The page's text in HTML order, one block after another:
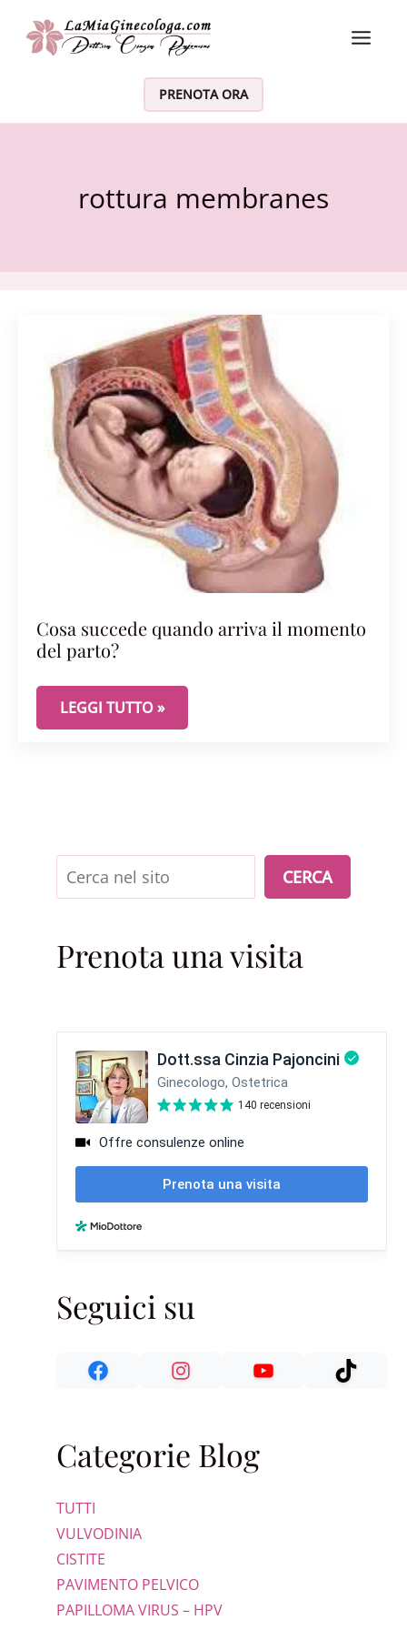
Vai al contenuto
PRENOTA ORA
rottura membranes
Cosa succede quando arriva il momento
del parto?
COSA SUCCEDE QUANDO ARRIVA IL MOMENTO
LEGGI TUTTO »
Cerca CERCA
Prenota una visita
Seguici su
Categorie Blog
TUTTI
VULVODINIA
CISTITE
PAVIMENTO PELVICO
PAPILLOMA VIRUS – HPV